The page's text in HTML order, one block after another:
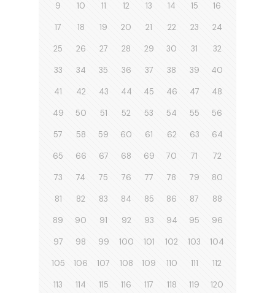
9 10 11 12 13 14 15 16
17 18 19 20 21 22 23 24
25 26 27 28 29 30 31 32
33 34 35 36 37 38 39 40
41 42 43 44 45 46 47 48
49 50 51 52 53 54 55 56
57 58 59 60 61 62 63 64
65 66 67 68 69 70 71 72
73 74 75 76 77 78 79 80
81 82 83 84 85 86 87 88
89 90 91 92 93 94 95 96
97 98 99 100 101 102 103 104
105 106 107 108 109 110 111 112
113 114 115 116 117 118 119 120